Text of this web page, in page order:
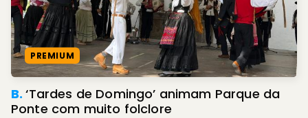
PREMIUM
B.‘Tardes de Domingo’ animam Parque da
Ponte com muito folclore